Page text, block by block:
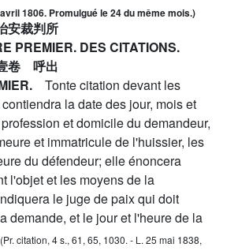
1806. Promulgué le 24 du même mois.)
裁判所
PREMIER. DES CITATIONS.
卷 呼出
Tonte citation devant les
la date des jour, mois et
et domicile du demandeur,
et immatricule de l'huissier, les
du défendeur; elle énoncera
l'objet et les moyens de la
le juge de paix qui doit
demande, et le jour et l'heure de la
(Pr. citation, 4 s., 61, 65, 1030. - L. 25 mai 1838,